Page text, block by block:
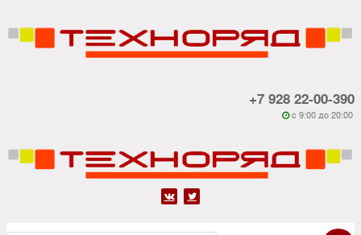
+7 928 22-00-390
 c 9:00 до 20:00
 